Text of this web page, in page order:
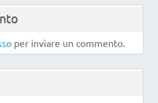
per inviare un commento.